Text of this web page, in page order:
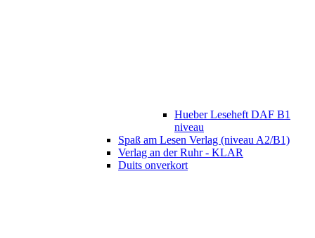
Hueber Leseheft DAF B1
niveau
Spaß am Lesen Verlag (niveau A2/B1)
Verlag an der Ruhr - KLAR
Duits onverkort